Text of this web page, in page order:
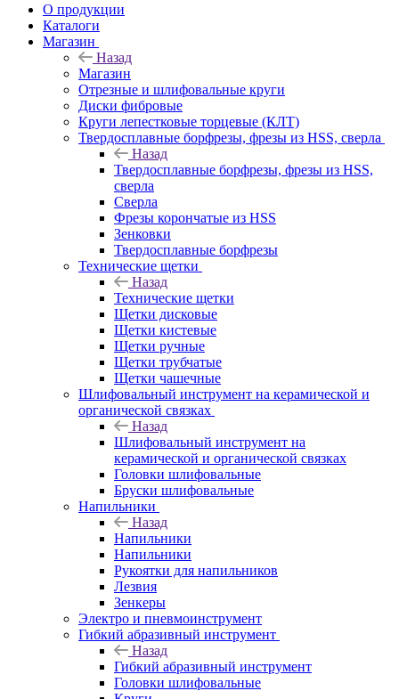
О продукции
Каталоги
Магазин
Назад
Магазин
Отрезные и шлифовальные круги
Диски фибровые
Круги лепестковые торцевые (КЛТ)
Твердосплавные борфрезы, фрезы из HSS, сверла
Назад
Твердосплавные борфрезы, фрезы из HSS,
сверла
Сверла
Фрезы корончатые из HSS
Зенковки
Твердосплавные борфрезы
Технические щетки
Назад
Технические щетки
Щетки дисковые
Щетки кистевые
Щетки ручные
Щетки трубчатые
Щетки чашечные
Шлифовальный инструмент на керамической и
органической связках
Назад
Шлифовальный инструмент на
керамической и органической связках
Головки шлифовальные
Бруски шлифовальные
Напильники
Назад
Напильники
Напильники
Рукоятки для напильников
Лезвия
Зенкеры
Электро и пневмоинструмент
Гибкий абразивный инструмент
Назад
Гибкий абразивный инструмент
Головки шлифовальные